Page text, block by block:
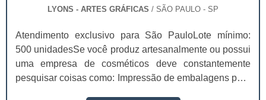
LYONS - ARTES GRÁFICAS / SÃO PAULO - SP
Atendimento exclusivo para São PauloLote mínimo:
500 unidadesSe você produz artesanalmente ou possui
uma empresa de cosméticos deve constantemente
pesquisar coisas como: Impressão de embalagens para